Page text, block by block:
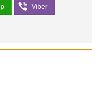
Viber